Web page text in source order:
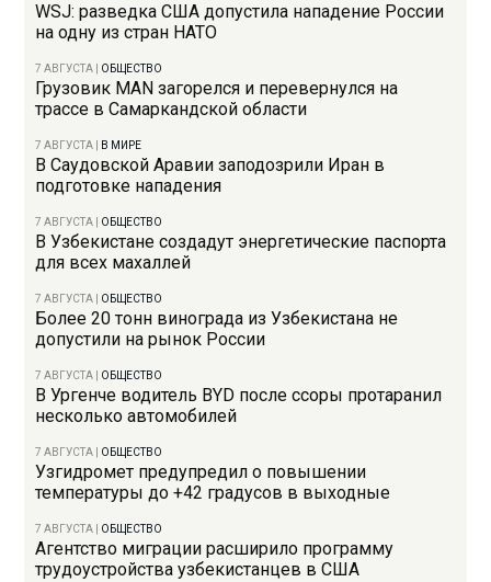
WSJ: разведка США допустила нападение России
на одну из стран НАТО
7 АВГУСТА ОБЩЕСТВО
Грузовик MAN загорелся и перевернулся на
трассе в Самаркандской области
7 АВГУСТА В МИРЕ
В Саудовской Аравии заподозрили Иран в
подготовке нападения
7 АВГУСТА ОБЩЕСТВО
В Узбекистане создадут энергетические паспорта
для всех махаллей
7 АВГУСТА ОБЩЕСТВО
Более 20 тонн винограда из Узбекистана не
допустили на рынок России
7 АВГУСТА ОБЩЕСТВО
В Ургенче водитель BYD после ссоры протаранил
несколько автомобилей
7 АВГУСТА ОБЩЕСТВО
Узгидромет предупредил о повышении
температуры до +42 градусов в выходные
7 АВГУСТА ОБЩЕСТВО
Агентство миграции расширило программу
трудоустройства узбекистанцев в США